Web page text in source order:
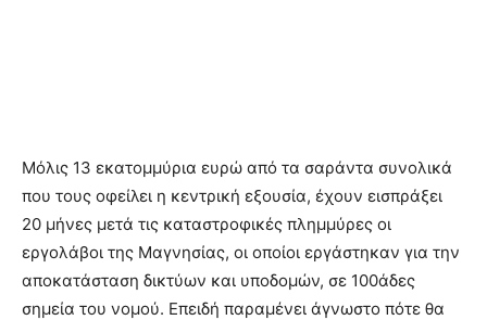
Μόλις 13 εκατομμύρια ευρώ από τα σαράντα συνολικά
που τους οφείλει η κεντρική εξουσία, έχουν εισπράξει
20 μήνες μετά τις καταστροφικές πλημμύρες οι
εργολάβοι της Μαγνησίας, οι οποίοι εργάστηκαν για την
αποκατάσταση δικτύων και υποδομών, σε 100άδες
σημεία του νομού. Επειδή παραμένει άγνωστο πότε θα